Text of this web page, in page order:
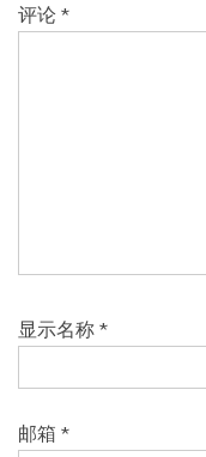
评论 *
显示名称 *
邮箱 *